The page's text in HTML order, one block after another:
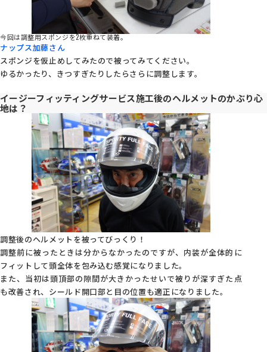
今回は調整用スポンジを2枚重ねて装着。
ナップス加藤さん
スポンジを仮止めしてみたので被ってみてください。
ゆるかったり、きつすぎたりしたらさらに調整します。
イージーフィッティングサービス施工後のヘルメットのかぶり心
地は？
調整後のヘルメットを被ってびっくり！
調整前に被ったときは分からなかったのですが、内装が全体的に
フィットして頭全体を包み込む感覚になりました。
また、当初は頭頂部の隙間が大きかったせいで被りが深すぎた点
も改善され、シールド開口部と目の位置も適正になりました。